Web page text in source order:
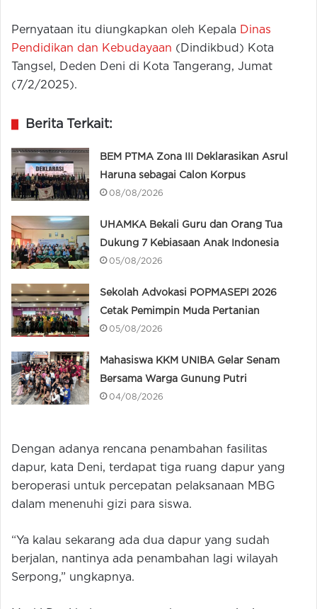
Pernyataan itu diungkapkan oleh Kepala Dinas
Pendidikan dan Kebudayaan (Dindikbud) Kota
Tangsel, Deden Deni di Kota Tangerang, Jumat
(7/2/2025).
Berita Terkait:
BEM PTMA Zona III Deklarasikan Asrul
Haruna sebagai Calon Korpus
08/08/2026
UHAMKA Bekali Guru dan Orang Tua
Dukung 7 Kebiasaan Anak Indonesia
05/08/2026
Sekolah Advokasi POPMASEPI 2026
Cetak Pemimpin Muda Pertanian
05/08/2026
Mahasiswa KKM UNIBA Gelar Senam
Bersama Warga Gunung Putri
04/08/2026
Dengan adanya rencana penambahan fasilitas
dapur, kata Deni, terdapat tiga ruang dapur yang
beroperasi untuk percepatan pelaksanaan MBG
dalam menenuhi gizi para siswa.
“Ya kalau sekarang ada dua dapur yang sudah
berjalan, nantinya ada penambahan lagi wilayah
Serpong,” ungkapnya.